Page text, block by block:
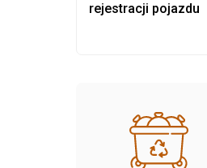
rejestracji pojazdu